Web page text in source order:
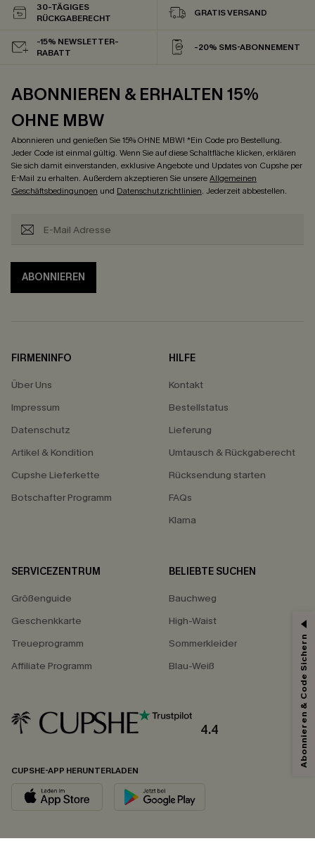
30-TÄGIGES
RÜCKGABERECHT
GRATIS VERSAND
-15% NEWSLETTER-
RABATT
-20% SMS-ABONNEMENT
ABONNIEREN & ERHALTEN 15%
OHNE MBW
Abonnieren und genießen Sie 15% OHNE MBW! *Ein Code pro Bestellung.
Jeder Code ist einmal gültig. Wenn Sie auf diese Schaltfläche klicken, erklären
Sie sich damit einverstanden, exklusive Angebote und Updates von Cupshe per
E-Mail zu erhalten. Außerdem akzeptieren Sie unsereAllgemeinen
Geschäftsbedingungen und Datenschutzrichtlinien. Jederzeit abbestellen.
ABONNIEREN
FIRMENINFO
Über Uns
Impressum
Datenschutz
Artikel & Kondition
Cupshe Lieferkette
Botschafter Programm
HILFE
Kontakt
Bestellstatus
Lieferung
Umtausch & Rückgaberecht
Rücksendung starten
FAQs
Klarna
SERVICEZENTRUM
Größenguide
Geschenkkarte
Treueprogramm
Affiliate Programm
BELIEBTE SUCHEN
Bauchweg
High-Waist
Sommerkleider
Blau-Weiß
4.4
CUPSHE-APP HERUNTERLADEN
Abonnieren & Code Sichern